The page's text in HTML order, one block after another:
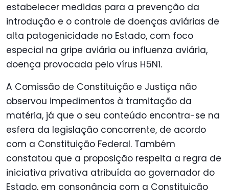
estabelecer medidas para a prevenção da
introdução e o controle de doenças aviárias de
alta patogenicidade no Estado, com foco
especial na gripe aviária ou influenza aviária,
doença provocada pelo vírus H5N1.
A Comissão de Constituição e Justiça não
observou impedimentos à tramitação da
matéria, já que o seu conteúdo encontra-se na
esfera da legislação concorrente, de acordo
com a Constituição Federal. Também
constatou que a proposição respeita a regra de
iniciativa privativa atribuída ao governador do
Estado, em consonância com a Constituição